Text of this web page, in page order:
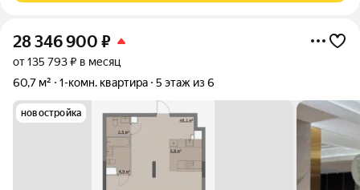
28 346 900 ₽
от 135 793 ₽ в месяц
60,7 м²
1-комн. квартира 5 этаж из 6
новостройка